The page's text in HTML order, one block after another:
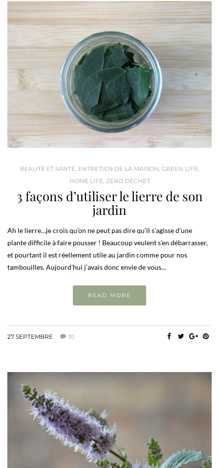
BEAUTÉ ET SANTÉ ENTRETIEN DE LA MAISON GREEN LIFE
HOME LIFE ZÉRO DÉCHET
3 façons d’utiliser le lierre de son
jardin
Ah le lierre…je crois qu’on ne peut pas dire qu’il s’agisse d’une
plante difficile à faire pousser ! Beaucoup veulent s’en débarrasser,
et pourtant il est réellement utile au jardin comme pour nos
tambouilles. Aujourd’hui j’avais donc envie de vous…
READ MORE
27 SEPTEMBRE 10